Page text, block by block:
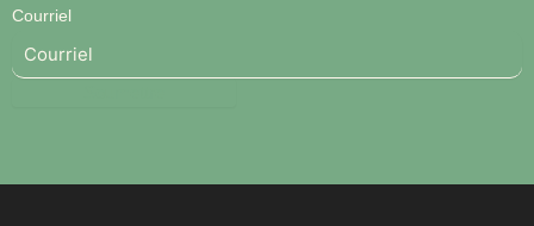
Courriel